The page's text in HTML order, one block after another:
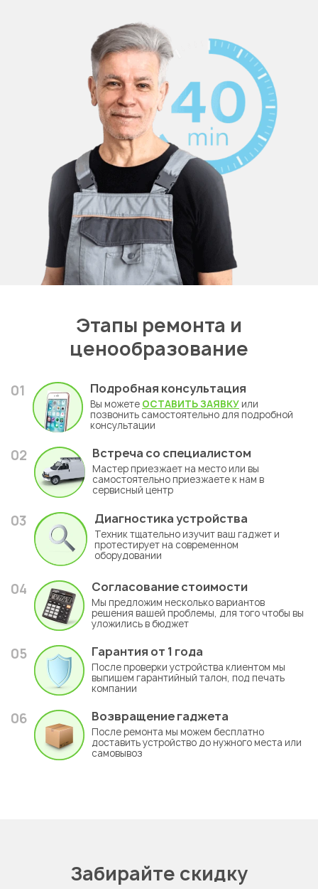
Этапы ремонта и
ценообразование
01 Подробная консультация
Вы можете ОСТАВИТЬ ЗАЯВКУ или
позвонить самостоятельно для подробной
консультации
02 Встреча со специалистом
Мастер приезжает на место или вы
самостоятельно приезжаете к нам в
сервисный центр
03 Диагностика устройства
Техник тщательно изучит ваш гаджет и
протестирует на современном
оборудовании
04 Согласование стоимости
Мы предложим несколько вариантов
решения вашей проблемы, для того чтобы вы
уложились в бюджет
05 Гарантия от 1 года
После проверки устройства клиентом мы
выпишем гарантийный талон, под печать
компании
06 Возвращение гаджета
После ремонта мы можем бесплатно
доставить устройство до нужного места или
самовывоз
Забирайте скидку